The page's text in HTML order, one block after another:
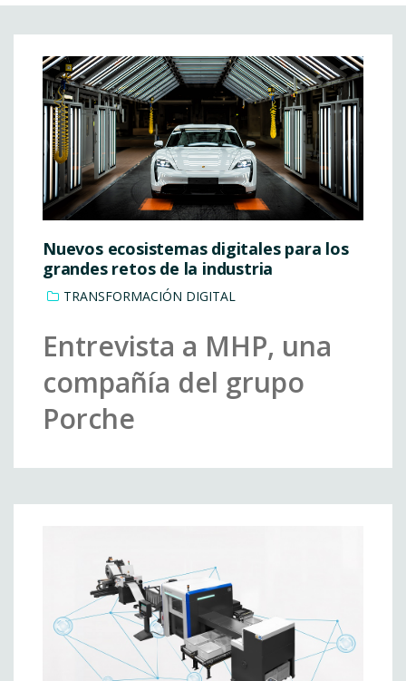
Nuevos ecosistemas digitales para los
grandes retos de la industria
TRANSFORMACIÓN DIGITAL
Entrevista a MHP, una
compañía del grupo
Porche